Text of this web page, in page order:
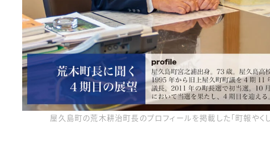
屋久島町の荒木耕治町長のプロフィールを掲載した「町報やく